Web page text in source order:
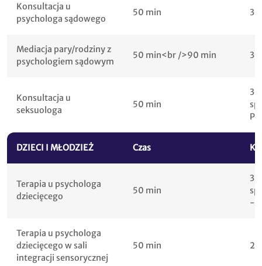
Konsultacja u
psychologa sądowego
50 min
Mediacja pary/rodziny z
psychologiem sądowym
50 min<br />90 min
Konsultacja u
seksuologa
50 min
DZIECI I MŁODZIEŻ Czas
Terapia u psychologa
dziecięcego
50 min
-
Terapia u psychologa
dziecięcego w sali
integracji sensorycznej
50 min